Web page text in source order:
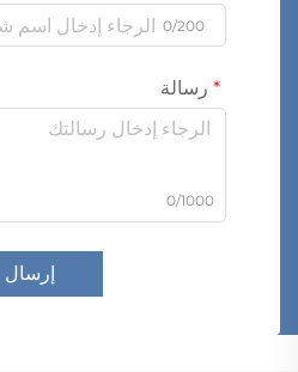
0/200
رسالة
0/1000
إرسال